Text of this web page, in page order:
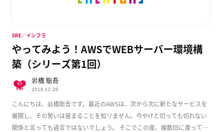
やってみよう！AWSでWEBサーバー環境構
築（シリーズ第1回）
こんにちは、岩橋聡吾です。最近のAWSは、次から次に新たなサービスを
展開し、その勢いは留まることを知リません。今やITと切っても切れない
関係と言っても過言ではないでしょう。 そこでこの度、複数回に渡って
SRE／インフラ
岩橋 聡吾
2016.12.26